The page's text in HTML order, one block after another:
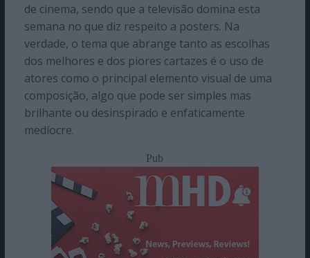
de cinema, sendo que a televisão domina esta
semana no que diz respeito a posters. Na
verdade, o tema que abrange tanto as escolhas
dos melhores e dos piores cartazes é o uso de
atores como o principal elemento visual de uma
composição, algo que pode ser simples mas
brilhante ou desinspirado e enfaticamente
medíocre.
Pub